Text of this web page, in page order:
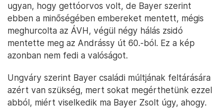
ugyan, hogy gettóorvos volt, de Bayer szerint
ebben a minőségében embereket mentett, mégis
meghurcolta az ÁVH, végül négy hálás zsidó
mentette meg az Andrássy út 60.-ból. Ez a kép
azonban nem fedi a valóságot.
Ungváry szerint Bayer családi múltjának feltárására
azért van szükség, mert sokat megérthetünk ezzel
abból, miért viselkedik ma Bayer Zsolt úgy, ahogy.